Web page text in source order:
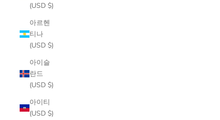
(USD $)
아르헨
티나
(USD $)
아이슬
란드
(USD $)
아이티
(USD $)